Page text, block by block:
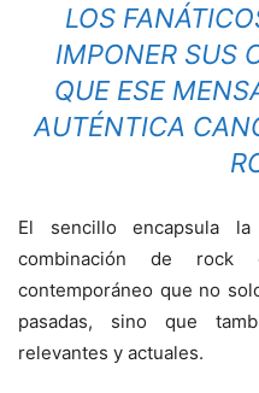
LOS
IMPONER SUS
QUE ESE
AUTÉNTICA
El sencillo encapsula
combinación de rock
contemporáneo que no
pasadas, sino que
relevantes y actuales.